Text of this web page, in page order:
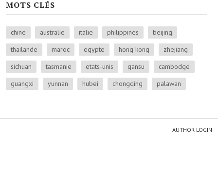
MOTS CLÉS
chine australie italie philippines
beijing
thailande
maroc egypte hong kong
zhejiang
sichuan
tasmanie etats-unis gansu
cambodge
guangxi
yunnan hubei chongqing palawan
AUTHOR LOGIN